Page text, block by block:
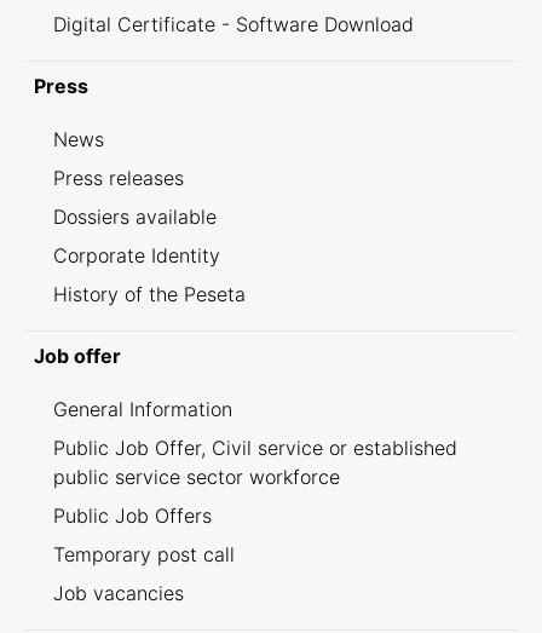
Digital Certificate - Software Download
Press
News
Press releases
Dossiers available
Corporate Identity
History of the Peseta
Job offer
General Information
Public Job Offer, Civil service or established
public service sector workforce
Public Job Offers
Temporary post call
Job vacancies